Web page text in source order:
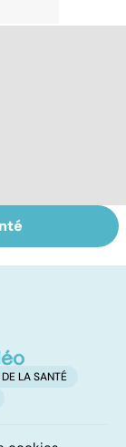
que
LA SANTÉ